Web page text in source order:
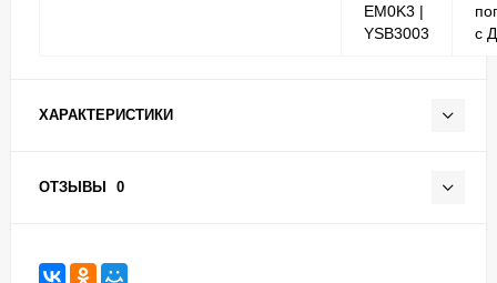
EM0K3 |
YSB3003
с
ХАРАКТЕРИСТИКИ
ОТЗЫВЫ 0